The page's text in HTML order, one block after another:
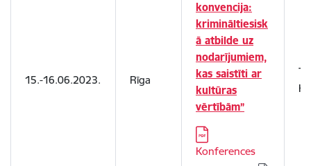
15.-16.06.2023. Rīga
konvencija:
krimināltiesisk
ā atbilde uz
nodarījumiem,
kas saistīti ar
kultūras
vērtībām”
Lejupielādēt:
Konferences